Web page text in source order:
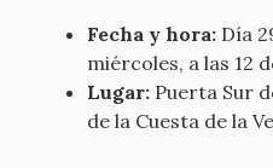
Fecha y hora: Día
miércoles, a las 12
Lugar: Puerta Sur
de la Cuesta de la